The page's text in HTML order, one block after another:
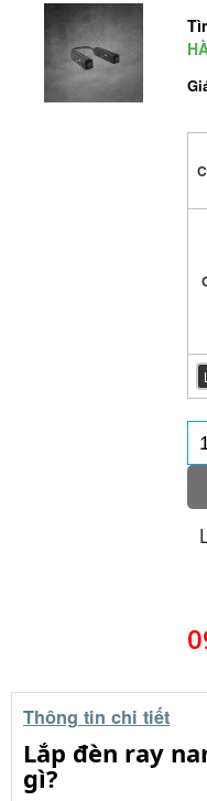
Thông tin chi tiết
Lắp đèn ray
gì?